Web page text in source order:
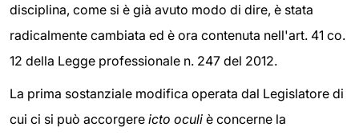
disciplina, come si è già avuto modo di dire, è stata
radicalmente cambiata ed è ora contenuta nell'art. 41 co.
12 della Legge professionale n. 247 del 2012.
La prima sostanziale modifica operata dal Legislatore di
cui ci si può accorgere icto oculi è concerne la